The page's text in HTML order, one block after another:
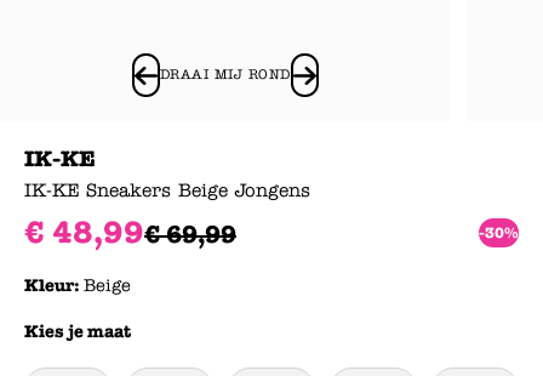
DRAAI MIJ ROND
IK-KE
IK-KE Sneakers Beige Jongens
€ 48,99€ 69,99 -30%
Kleur: Beige
Kies je maat